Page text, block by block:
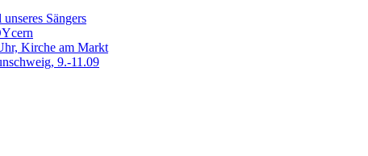
Sängers
Kirche am Markt
9.-11.09